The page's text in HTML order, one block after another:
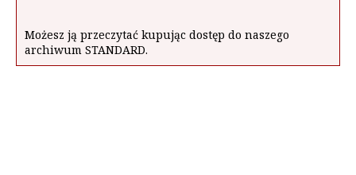
Możesz ją przeczytać kupując dostęp do naszego
archiwum STANDARD.